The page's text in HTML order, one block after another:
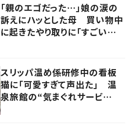
「親のエゴだった…」娘の涙の
訴えにハッとした母 買い物中
に起きたやり取りに「すごい分
スリッパ温め係研修中の看板
猫に「可愛すぎて声出た」 温
泉旅館の“気まぐれサービ